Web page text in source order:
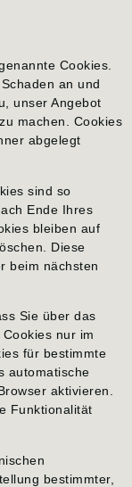
Cookies.
an und
unser Angebot
machen. Cookies
abgelegt
sind so
Ende Ihres
bleiben auf
Diese
beim nächsten
Sie über das
nur im
für bestimmte
automatische
aktivieren.
Funktionalität
bestimmter,